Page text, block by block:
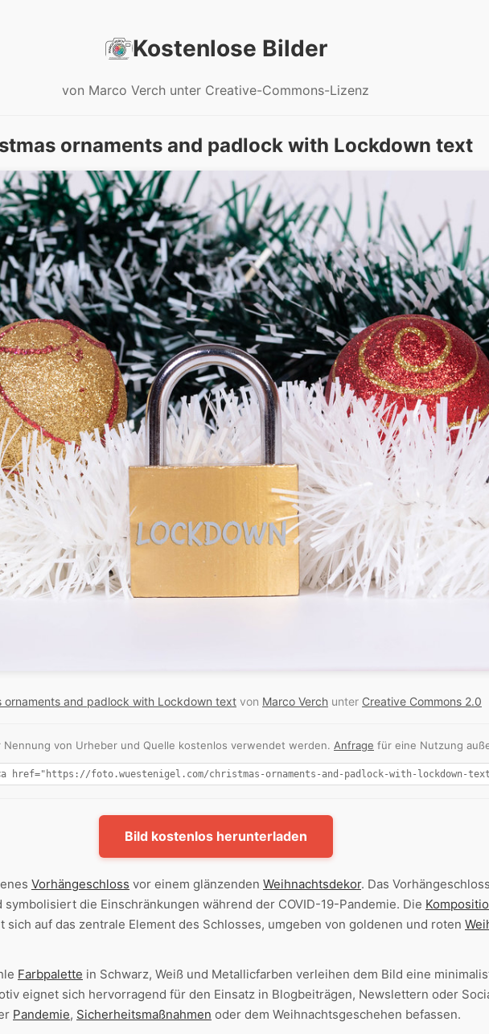
Kostenlose Bilder
von Marco Verch unter Creative-Commons-Lizenz
ornaments and padlock with Lockdown text
ornaments and padlock with Lockdown text von Marco Verch unter Creative Commons 2.0
Nennung von Urheber und Quelle kostenlos verwendet werden. Anfrage für eine Nutzung
Bild kostenlos herunterladen
Vorhängeschloss vor einem glänzenden Weihnachtsdekor. Das
symbolisiert die Einschränkungen während der COVID-19-Pandemie. Die
auf das zentrale Element des Schlosses, umgeben von goldenen und roten
Farbpalette in Schwarz, Weiß und Metallicfarben verleihen dem Bild eine
eignet sich hervorragend für den Einsatz in Blogbeiträgen, Newslettern oder
Pandemie, Sicherheitsmaßnahmen oder dem Weihnachtsgeschehen befassen.